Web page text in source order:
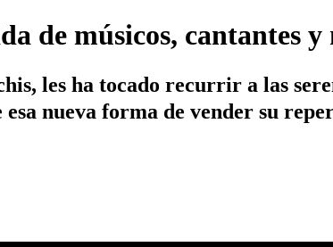
de músicos, cantantes
les ha tocado recurrir a las
esa nueva forma de vender su